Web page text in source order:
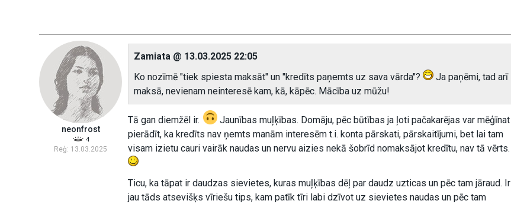
neonfrost
4
Reģ: 13.03.2025
Zamiata @ 13.03.2025 22:05
Ko nozīmē "tiek spiesta maksāt" un "kredīts paņemts uz sava vārda"?
Ja paņēmi, tad arī
maksā, nevienam neinteresē kam, kā, kāpēc. Mācība uz mūžu!
Tā gan diemžēl ir.
Jaunības muļķības. Domāju, pēc būtības ja ļoti pačakarējas var mēģīnat
pierādīt, ka kredīts nav ņemts manām interesēm t.i. konta pārskati, pārskaitījumi, bet lai tam
visam izietu cauri vairāk naudas un nervu aizies nekā šobrīd nomaksājot kredītu, nav tā vērts.
Ticu, ka tāpat ir daudzas sievietes, kuras muļķības dēļ par daudz uzticas un pēc tam jāraud. Ir
jau tāds atsevišķs vīriešu tips, kam patīk tīri labi dzīvot uz sievietes naudas un pēc tam